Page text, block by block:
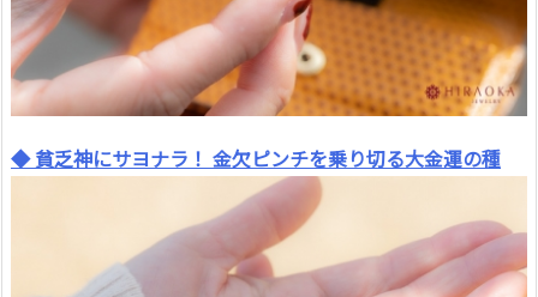
◆ 貧乏神にサヨナラ！ 金欠ピンチを乗り切る大金運の種